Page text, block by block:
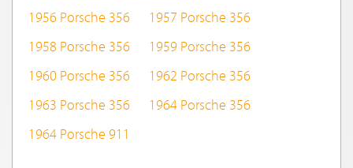
1956 Porsche 356
1957 Porsche 356
1958 Porsche 356
1959 Porsche 356
1960 Porsche 356
1962 Porsche 356
1963 Porsche 356
1964 Porsche 356
1964 Porsche 911